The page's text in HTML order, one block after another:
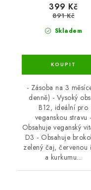
Skladem
399 Kč
891 Kč
- Zásoba na 3
denně) - Vysoký
B12, ideální pro
veganskou stravu -
Obsahuje veganský
D3 - Obsahuje
zelený čaj, červenou
a kurkumu...